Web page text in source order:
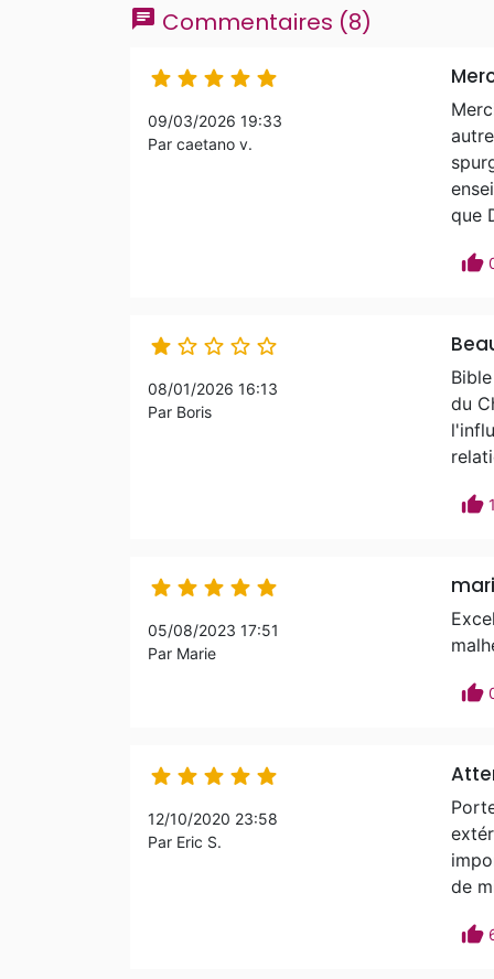
chat Commentaires (8)
    
09/03/2026 19:33
Par caetano v.
que
thumb_up
    
08/01/2026 16:13
Par Boris
du
thumb_up 1
    
05/08/2023 17:51
Par Marie
thumb_up
    
12/10/2020 23:58
Par Eric S.
de
thumb_up